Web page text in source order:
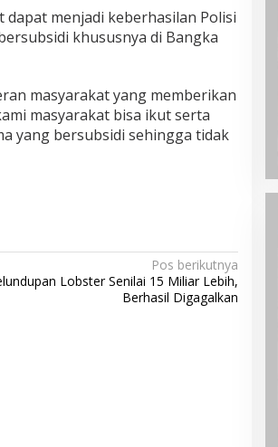
menjadi keberhasilan Polisi
khususnya di Bangka
masyarakat yang memberikan
masyarakat bisa ikut serta
yang bersubsidi sehingga tidak
Pos berikutnya
Lobster Senilai 15 Miliar Lebih,
Berhasil Digagalkan